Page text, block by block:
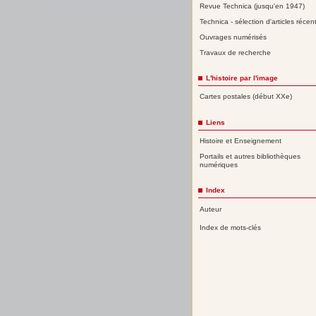
Revue Technica (jusqu'en 1947)
Technica - sélection d'articles
Ouvrages numérisés
Travaux de recherche
L'histoire par l'image
Cartes postales (début XXe)
Liens
Histoire et Enseignement
Portails et autres bibliothèques
numériques
Index
Auteur
Index de mots-clés